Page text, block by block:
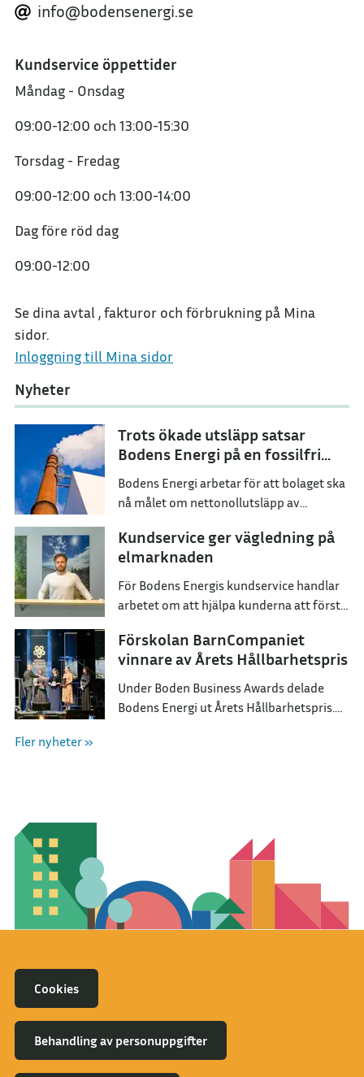
info@bodensenergi.se
Kundservice öppettider
Måndag - Onsdag
09:00-12:00 och 13:00-15:30
Torsdag - Fredag
09:00-12:00 och 13:00-14:00
Dag före röd dag
09:00-12:00
Se dina avtal , fakturor och förbrukning på Mina
sidor.
Inloggning till Mina sidor
Nyheter
Trots ökade utsläpp satsar
Bodens Energi på en fossilfri
framtid
Bodens Energi arbetar för att bolaget ska
nå målet om nettonollutsläpp av
Kundservice ger vägledning på
elmarknaden
För Bodens Energis kundservice handlar
arbetet om att hjälpa kunderna att förstå
dem i deras vardag.
Förskolan BarnCompaniet
vinnare av Årets Hållbarhetspris
Under Boden Business Awards delade
Bodens Energi ut Årets Hållbarhetspris.
Fler nyheter »
Cookies
Behandling av personuppgifter